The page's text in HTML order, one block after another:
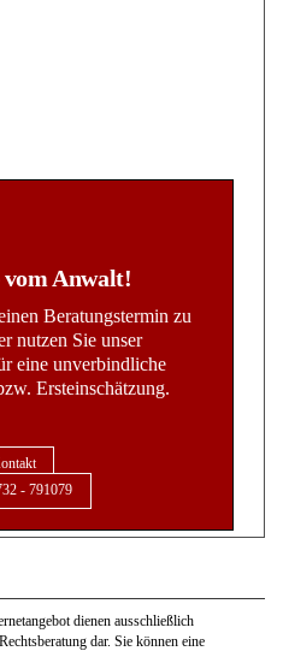
Anwalt!
Beratungstermin zu
nutzen Sie unser
eine unverbindliche
Ersteinschätzung.
- 791079
dienen ausschließlich
dar. Sie können eine